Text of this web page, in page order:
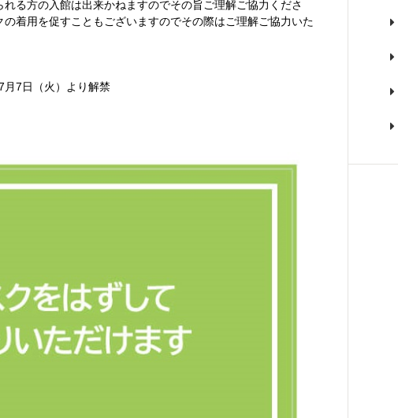
る方の入館は出来かねますのでその旨ご理解ご協力くださ
着用を促すこともございますのでその際はご理解ご協力いた
7日（火）より解禁